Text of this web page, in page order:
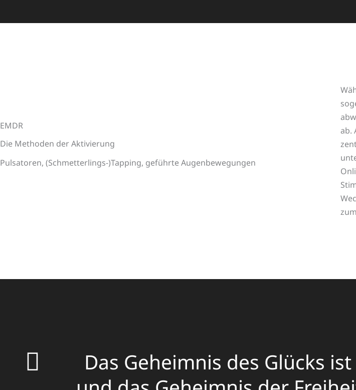
EMDR
Die Methoden der Aktivierung
Pulsatoren, (Schmetterlings-)Tapping, geführte Augenbewegungen
ab.
Das Geheimnis des Glücks